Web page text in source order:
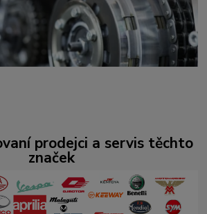
prodejci a servis těchto
značek